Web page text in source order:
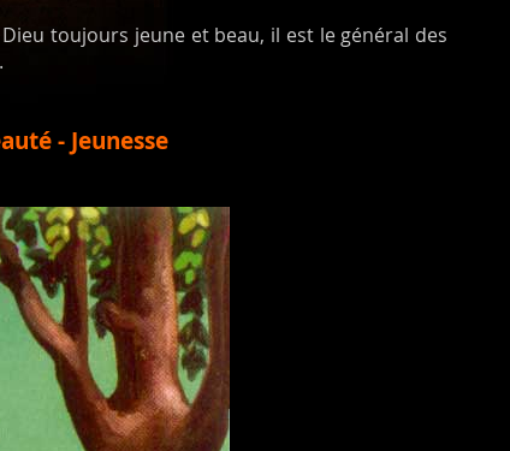
Dieu toujours jeune et beau, il est le général des
- Jeunesse